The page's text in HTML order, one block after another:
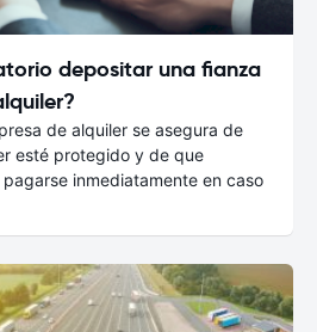
depositar una fianza
de alquiler se asegura de
esté protegido y de que
inmediatamente en caso